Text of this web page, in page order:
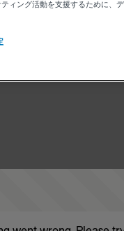
ィング活動を支援するために、